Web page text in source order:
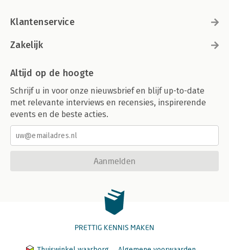
Klantenservice
Zakelijk
Altijd op de hoogte
Schrijf u in voor onze nieuwsbrief en blijf up-to-date
met relevante interviews en recensies, inspirerende
events en de beste acties.
Aanmelden
PRETTIG KENNIS MAKEN